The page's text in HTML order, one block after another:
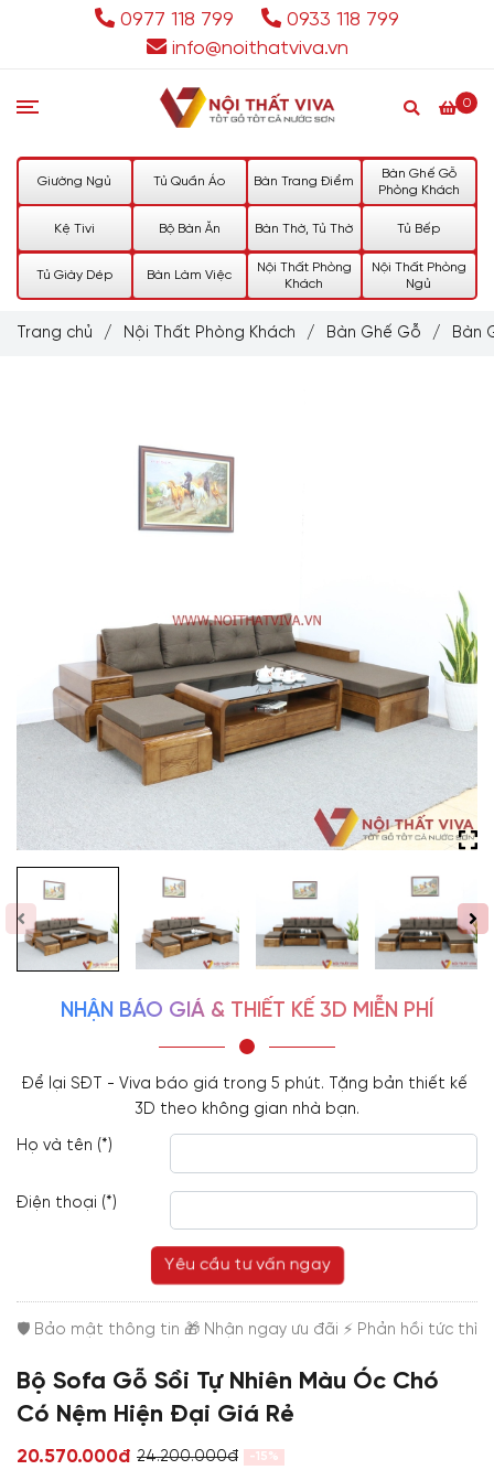
0977 118 799
0933 118 799
info@noithatviva.vn
0
Giường Ngủ Tủ Quần Áo Bàn Trang Điểm
Bàn Ghế Gỗ
Phòng Khách
Kệ Tivi Bộ Bàn Ăn Bàn Thờ, Tủ Thờ Tủ Bếp
Tủ Giày Dép Bàn Làm Việc
Nội Thất Phòng
Khách
Nội Thất Phòng
Ngủ
Trang chủ / Nội Thất Phòng Khách / Bàn Ghế Gỗ / Bàn
NHẬN BÁO GIÁ & THIẾT KẾ 3D MIỄN PHÍ
Để lại SĐT - Viva báo giá trong 5 phút. Tặng bản thiết kế
3D theo không gian nhà bạn.
Họ và tên (*)
Điện thoại (*)
Yêu cầu tư vấn ngay
Bộ Sofa Gỗ Sồi Tự Nhiên Màu Óc Chó
Có Nệm Hiện Đại Giá Rẻ
20.570.000đ 24.200.000đ -15%